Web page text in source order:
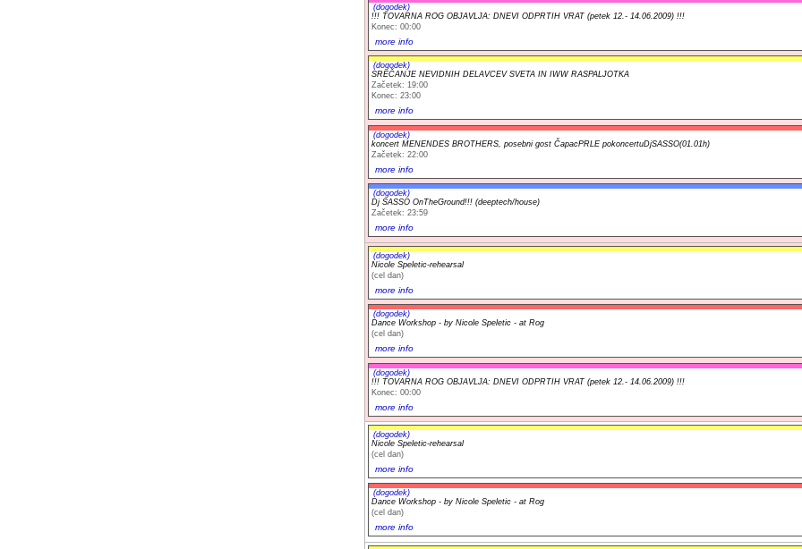
(dogodek)
!!! TOVARNA ROG OBJAVLJA: DNEVI ODPRTIH VRAT (petek 12.- 14.06.2009) !!!
Konec: 00:00
more info
(dogodek)
SREČANJE NEVIDNIH DELAVCEV SVETA IN IWW RASPALJOTKA
Začetek: 19:00
Konec: 23:00
more info
(dogodek)
koncert MENENDES BROTHERS, posebni gost ČapacPRLE pokoncertuDjSASSO(01.01h)
Začetek: 22:00
more info
(dogodek)
Dj SASSO OnTheGround!!! (deeptech/house)
Začetek: 23:59
more info
(dogodek)
Nicole Speletic-rehearsal
(cel dan)
more info
(dogodek)
Dance Workshop - by Nicole Speletic - at Rog
(cel dan)
more info
(dogodek)
!!! TOVARNA ROG OBJAVLJA: DNEVI ODPRTIH VRAT (petek 12.- 14.06.2009) !!!
Konec: 00:00
more info
(dogodek)
Nicole Speletic-rehearsal
(cel dan)
more info
(dogodek)
Dance Workshop - by Nicole Speletic - at Rog
(cel dan)
more info